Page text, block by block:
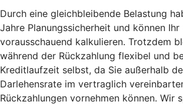
Durch eine gleichbleibende Belastung
Jahre Planungssicherheit und können Ihr
vorausschauend kalkulieren. Trotzdem
während der Rückzahlung flexibel und
Kreditlaufzeit selbst, da Sie außerhalb
Darlehensrate im vertraglich
Rückzahlungen vornehmen können. Wir